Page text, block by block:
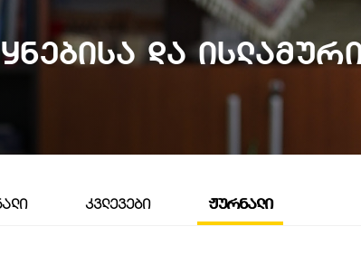
Და
ᲙᲕᲚᲔᲕᲔᲑᲘ ᲟᲣᲠᲜᲐᲚᲘ